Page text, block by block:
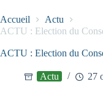
Accueil
Actu
ACTU : Election du
ACTU : Election du
Actu 27